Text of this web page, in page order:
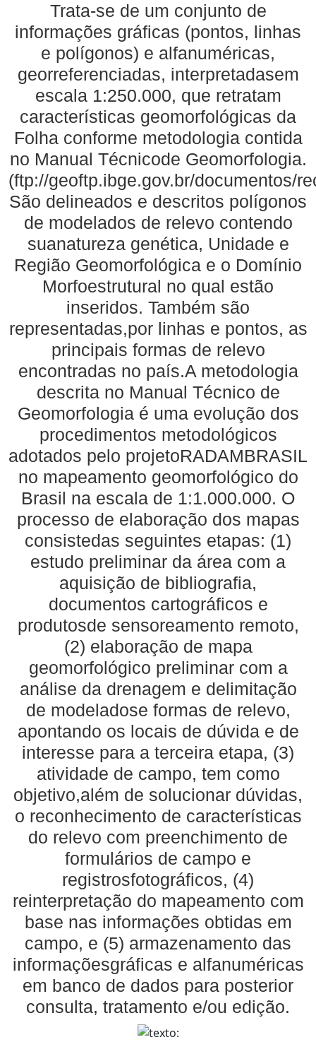
Trata-se de um conjunto de
informações gráficas (pontos, linhas
e polígonos) e alfanuméricas,
georreferenciadas, interpretadasem
escala 1:250.000, que retratam
características geomorfológicas da
Folha conforme metodologia contida
no Manual Técnicode Geomorfologia.
(ftp://geoftp.ibge.gov.br/documentos/
São delineados e descritos polígonos
de modelados de relevo contendo
suanatureza genética, Unidade e
Região Geomorfológica e o Domínio
Morfoestrutural no qual estão
inseridos. Também são
representadas,por linhas e pontos, as
principais formas de relevo
encontradas no país.A metodologia
descrita no Manual Técnico de
Geomorfologia é uma evolução dos
procedimentos metodológicos
adotados pelo projetoRADAMBRASIL
no mapeamento geomorfológico do
Brasil na escala de 1:1.000.000. O
processo de elaboração dos mapas
consistedas seguintes etapas: (1)
estudo preliminar da área com a
aquisição de bibliografia,
documentos cartográficos e
produtosde sensoreamento remoto,
(2) elaboração de mapa
geomorfológico preliminar com a
análise da drenagem e delimitação
de modeladose formas de relevo,
apontando os locais de dúvida e de
interesse para a terceira etapa, (3)
atividade de campo, tem como
objetivo,além de solucionar dúvidas,
o reconhecimento de características
do relevo com preenchimento de
formulários de campo e
registrosfotográficos, (4)
reinterpretação do mapeamento com
base nas informações obtidas em
campo, e (5) armazenamento das
informaçõesgráficas e alfanuméricas
em banco de dados para posterior
consulta, tratamento e/ou edição.